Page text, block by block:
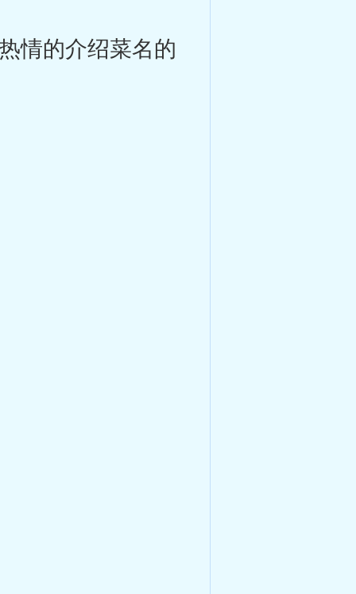
的介绍菜名的